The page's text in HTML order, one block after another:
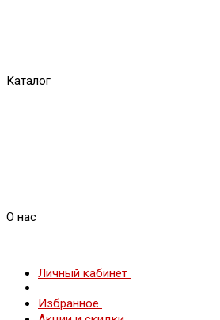
Каталог
О нас
Личный кабинет
Избранное